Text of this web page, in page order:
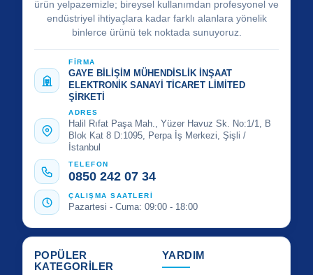
ürün yelpazemizle; bireysel kullanımdan profesyonel ve
endüstriyel ihtiyaçlara kadar farklı alanlara yönelik
binlerce ürünü tek noktada sunuyoruz.
FİRMA
GAYE BİLİŞİM MÜHENDİSLİK İNŞAAT
ELEKTRONİK SANAYİ TİCARET LİMİTED
ŞİRKETİ
ADRES
Halil Rıfat Paşa Mah., Yüzer Havuz Sk. No:1/1, B
Blok Kat 8 D:1095, Perpa İş Merkezi, Şişli /
İstanbul
TELEFON
0850 242 07 34
ÇALIŞMA SAATLERİ
Pazartesi - Cuma: 09:00 - 18:00
POPÜLER
KATEGORİLER
YARDIM